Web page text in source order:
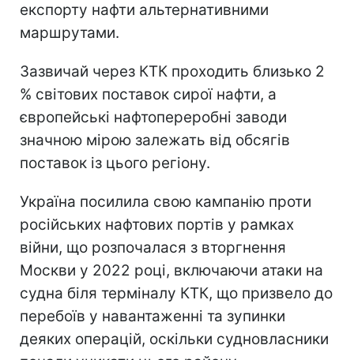
експорту нафти альтернативними
маршрутами.
Зазвичай через КТК проходить близько 2
% світових поставок сирої нафти, а
європейські нафтопереробні заводи
значною мірою залежать від обсягів
поставок із цього регіону.
Україна посилила свою кампанію проти
російських нафтових портів у рамках
війни, що розпочалася з вторгнення
Москви у 2022 році, включаючи атаки на
судна біля терміналу КТК, що призвело до
перебоїв у навантаженні та зупинки
деяких операцій, оскільки судновласники